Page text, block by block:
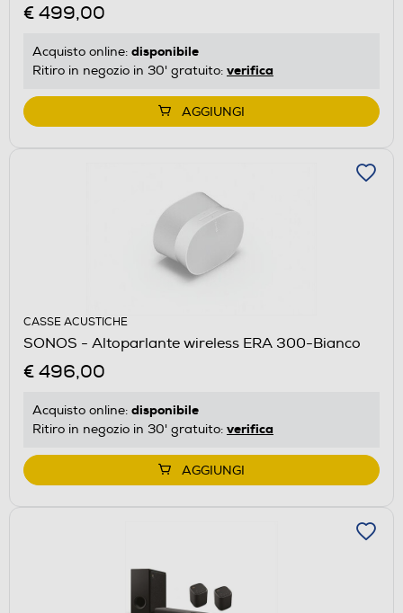
€ 499,00
Acquisto online: disponibile
Ritiro in negozio in 30' gratuito: verifica
AGGIUNGI
CASSE ACUSTICHE
SONOS - Altoparlante wireless ERA 300-Bianco
€ 496,00
Acquisto online: disponibile
Ritiro in negozio in 30' gratuito: verifica
AGGIUNGI